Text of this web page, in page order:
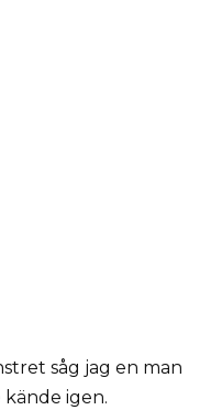
såg jag en man
kände igen.